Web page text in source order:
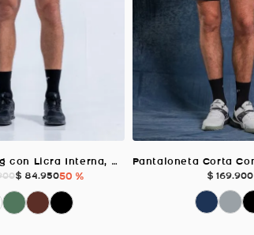
Short Running con Licra Interna, Color NEGRO Para Hombre
$ 84.95050 %
$ 169.900